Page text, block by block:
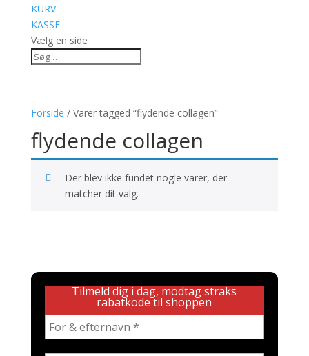
KURV
KASSE
Vælg en side
Forside / Varer tagged “flydende collagen”
flydende collagen
Der blev ikke fundet nogle varer, der
matcher dit valg.
Tilmeld dig i dag, modtag straks
rabatkode til shoppen